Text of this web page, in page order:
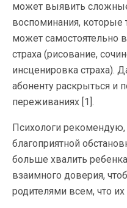
может выявить
воспоминания, которые
может самостоятельно
страха (рисование,
инсценировка страха).
абоненту раскрыться и
переживаниях [1].
Психологи рекомендую,
благоприятной
больше хвалить
взаимного доверия,
родителями всем, что их